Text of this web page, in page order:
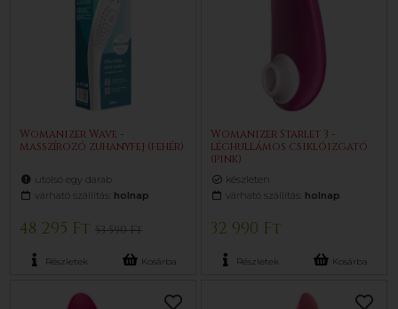
Womanizer Wave -
masszírozó zuhanyfej (fehér)
utolsó egy darab
várható szállítás: holnap
48 295 Ft53 590 Ft
Részletek Kosárba
Womanizer Starlet 3 -
léghullámos csiklóizgató
(pink)
készleten
várható szállítás: holnap
32 990 Ft
Részletek Kosárba